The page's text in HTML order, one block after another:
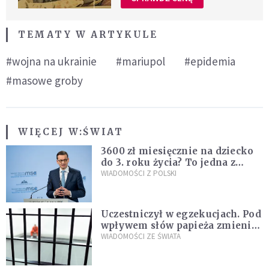
TEMATY W ARTYKULE
#wojna na ukrainie #mariupol
#epidemia
#masowe groby
WIĘCEJ W:ŚWIAT
3600 zł miesięcznie na dziecko
do 3. roku życia? To jedna z
propozycji programu "Rozwój
WIADOMOŚCI Z POLSKI
Uczestniczył w egzekucjach. Pod
wpływem słów papieża zmienił
zdanie
WIADOMOŚCI ZE ŚWIATA